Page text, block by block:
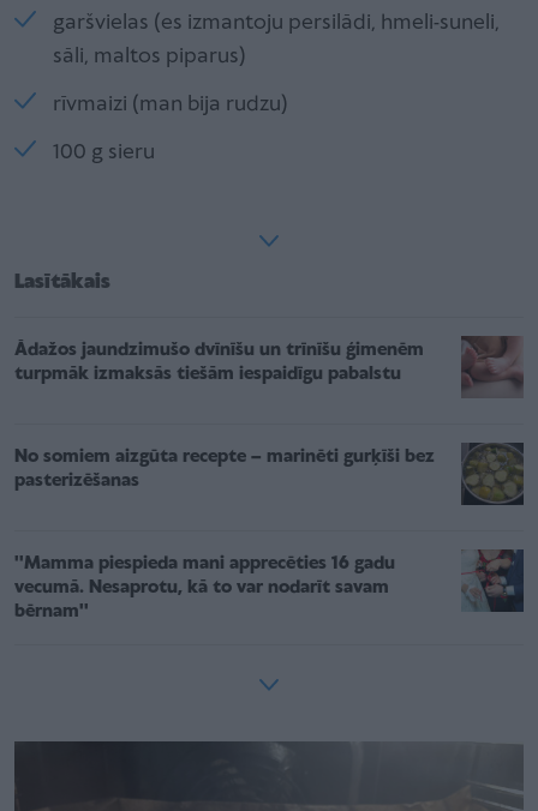
garšvielas (es izmantoju persilādi, hmeli-suneli,
sāli, maltos piparus)
rīvmaizi (man bija rudzu)
100 g sieru
Lasītākais
Ādažos jaundzimušo dvīnīšu un trīnīšu ģimenēm
turpmāk izmaksās tiešām iespaidīgu pabalstu
No somiem aizgūta recepte – marinēti gurķīši bez
pasterizēšanas
''Mamma piespieda mani apprecēties 16 gadu
vecumā. Nesaprotu, kā to var nodarīt savam
bērnam''